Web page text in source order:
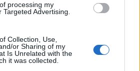
processing my
Advertising.
Collection, Use,
or Sharing of my
Is Unrelated with the
it was collected.
2026 - 20:22